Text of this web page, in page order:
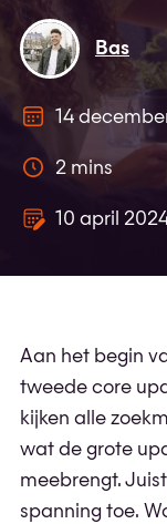
Bas
14
2 mins
10 april
Aan het begin
tweede core
kijken alle
wat de grote
meebrengt.
spanning toe.